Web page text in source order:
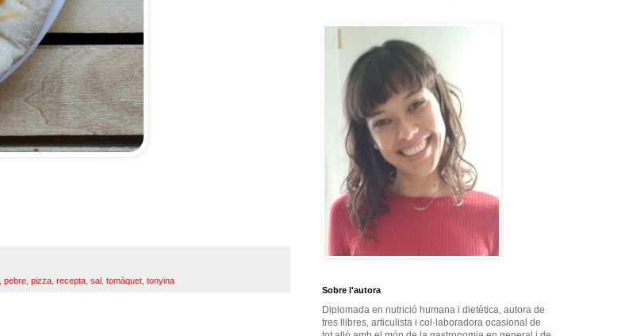
pebre pizza recepta sal tomàquet tonyina
Sobre l'autora
Diplomada en nutrició humana i dietètica, autora de
tres llibres, articulista i col·laboradora ocasional de